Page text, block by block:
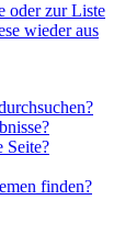
oder zur Liste
wieder aus
Seite?
finden?